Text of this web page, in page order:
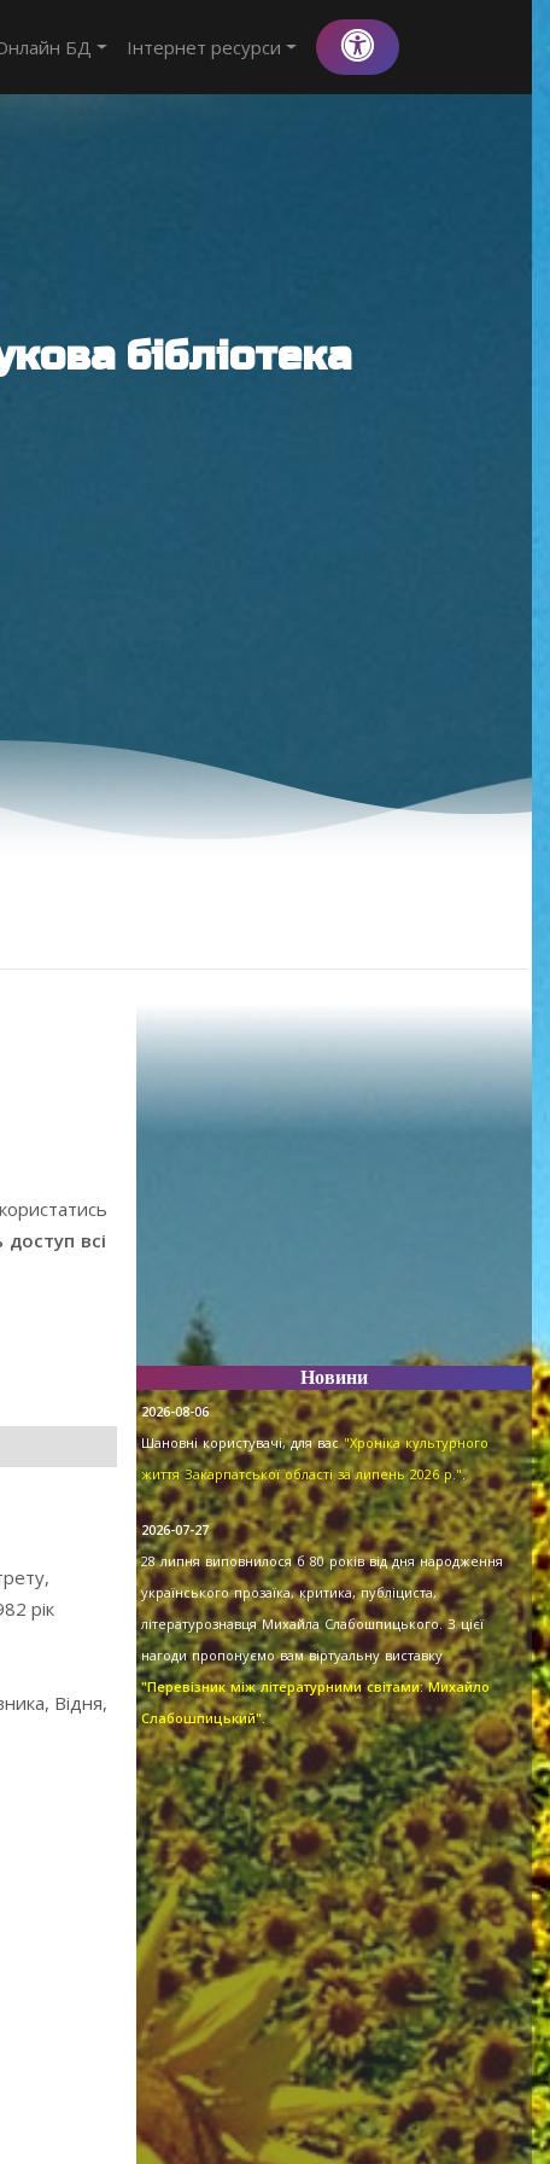
БД Інтернет ресурси
бібліотека
всі
рік
Відня,
Новини
2026-08-06
Шановні користувачі, для вас"Хроніка культурного
життя Закарпатської області за липень 2026 р.".
2026-07-27
28 липня виповнилося б 80 років від дня народження
українського прозаїка, критика, публіциста,
літературознавця Михайла Слабошпицького. З цієї
нагоди пропонуємо вам віртуальну виставку
"Перевізник між літературними світами: Михайло
Слабошпицький".